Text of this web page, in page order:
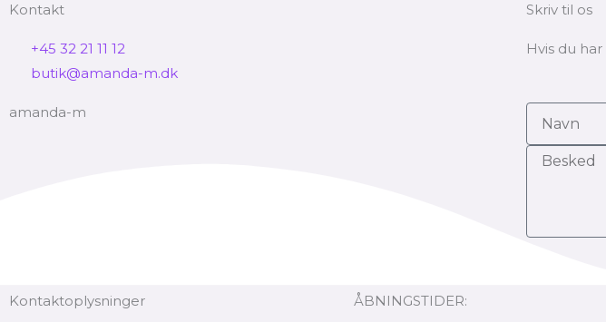
Kontakt
+45 32 21 11 12
butik@amanda-m.dk
amanda-m
Skriv til os
Hvis du
Kontaktoplysninger ÅBNINGSTIDER: